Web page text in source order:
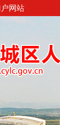
网站